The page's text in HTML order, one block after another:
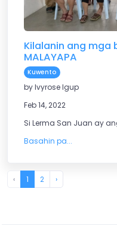
Kilalanin ang mga
MALAYAPA
Kuwento
by Ivyrose Igup
Feb 14, 2022
Si Lerma San Juan ay
Basahin pa...
‹ 1 2 ›